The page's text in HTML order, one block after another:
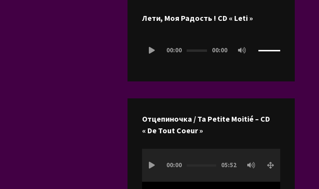
Лети, Моя Радость ! CD « Leti »
audio
00:00 00:00
flèches
haut/bas
augmenter
Отцепиночка / Ta Petite Moitié – CD
« De Tout Coeur »
vidéo
00:00 05:52